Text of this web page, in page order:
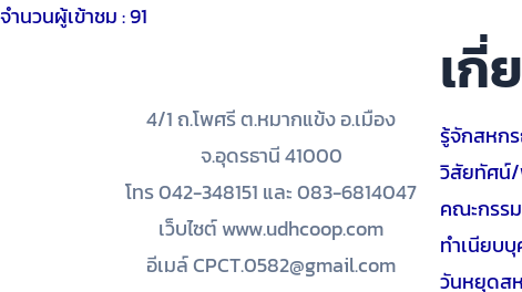
จำนวนผู้เข้าชม :91
4/1 ถ.โพศรี ต.หมากแข้ง อ.เมือง
จ.อุดรธานี 41000
โทร 042-348151 และ 083-6814047
เว็บไซต์ www.udhcoop.com
อีเมล์ CPCT.0582@gmail.com
เกี่
รู้จักสหก
วิสัยทัศน์/
คณะกรร
ทำเนียบ
วันหยุดส